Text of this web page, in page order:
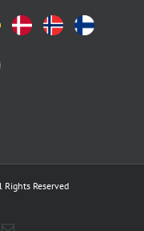
Reserved
E-